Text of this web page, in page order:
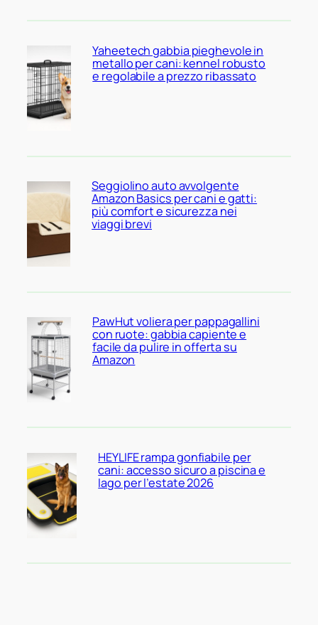
Yaheetech gabbia pieghevole in
metallo per cani: kennel robusto
e regolabile a prezzo ribassato
Seggiolino auto avvolgente
Amazon Basics per cani e gatti:
più comfort e sicurezza nei
viaggi brevi
PawHut voliera per pappagallini
con ruote: gabbia capiente e
facile da pulire in offerta su
Amazon
HEYLIFE rampa gonfiabile per
cani: accesso sicuro a piscina e
lago per l’estate 2026